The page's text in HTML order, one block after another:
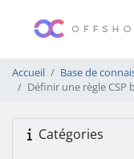
Accueil Base de
Définir une règle CSP
Catégories